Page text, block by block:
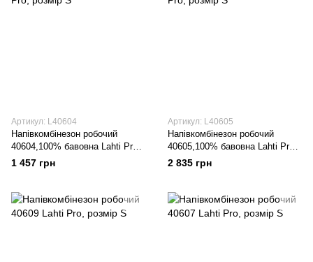
Артикул: L40604
Напівкомбінезон робочий
40604,100% бавовна Lahti Pro,
розмір S
1 457 грн
Артикул: L40605
Напівкомбінезон робочий
40605,100% бавовна Lahti Pro,
розмір S
2 835 грн